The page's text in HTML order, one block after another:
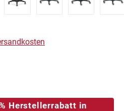
von 5 von 5 Sternen
Herstellerrabatt in